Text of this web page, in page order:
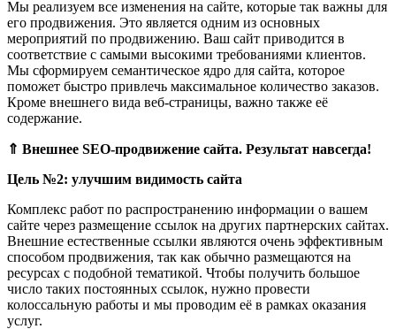
Мы реализуем все изменения на сайте, которые так важны для
его продвижения. Это является одним из основных
мероприятий по продвижению. Ваш сайт приводится в
соответствие с самыми высокими требованиями клиентов.
Мы сформируем семантическое ядро для сайта, которое
поможет быстро привлечь максимальное количество заказов.
Кроме внешнего вида веб-страницы, важно также её
содержание.
⇑ Внешнее SEO-продвижение сайта. Результат навсегда!
Цель №2: улучшим видимость сайта
Комплекс работ по распространению информации о вашем
сайте через размещение ссылок на других партнерских сайтах.
Внешние естественные ссылки являются очень эффективным
способом продвижения, так как обычно размещаются на
ресурсах с подобной тематикой. Чтобы получить большое
число таких постоянных ссылок, нужно провести
колоссальную работы и мы проводим её в рамках оказания
услуг.